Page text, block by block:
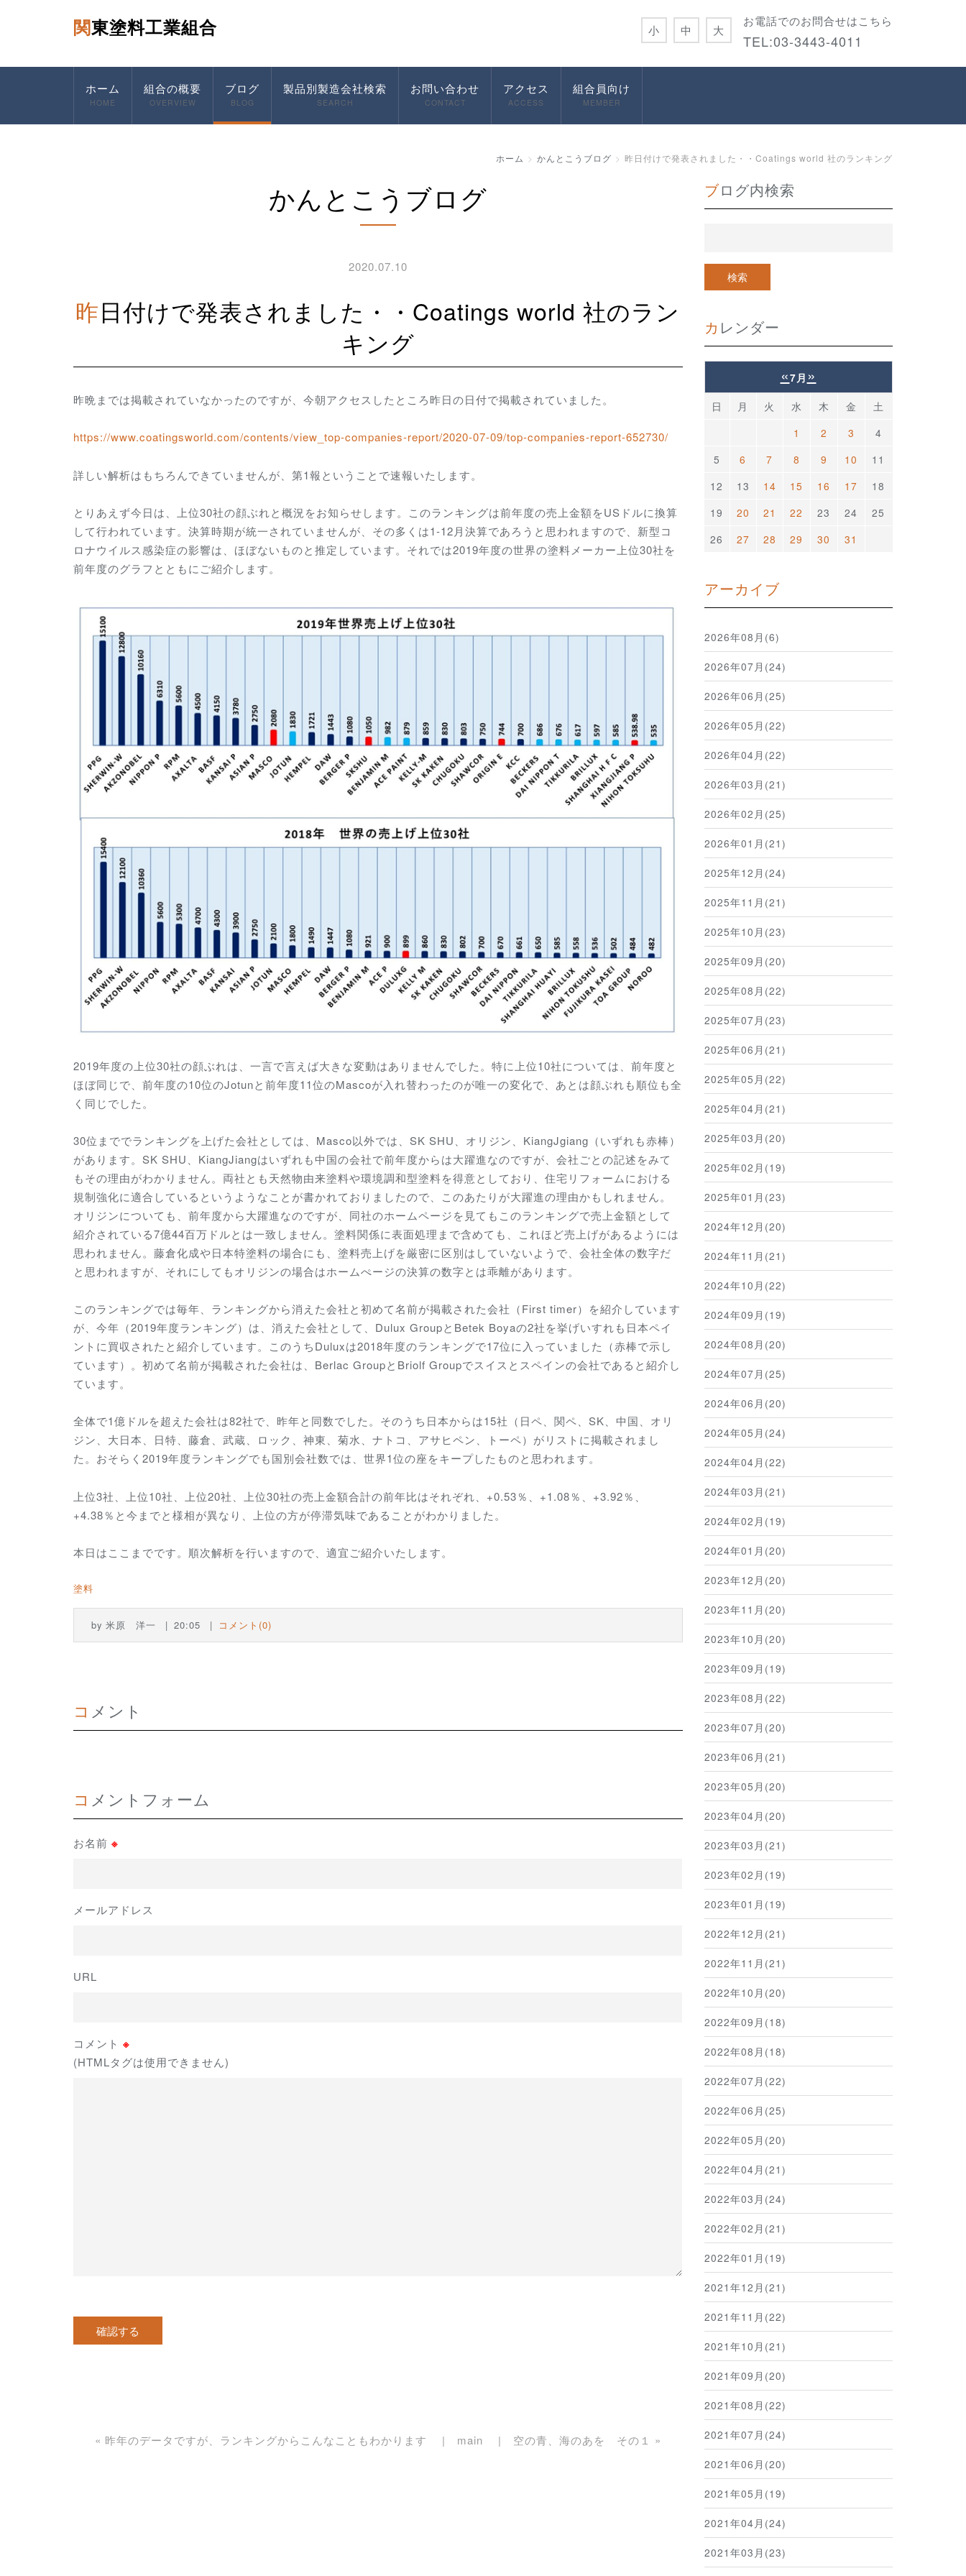
関東塗料工業組合 お電話でのお問合せはこちら
TEL:03-3443-4011
小 中 大
ホーム
HOME
組合の概要
OVERVIEW
ブログ
BLOG
製品別製造会社検索
SEARCH
お問い合わせ
CONTACT
アクセス
ACCESS
組合員向け
MEMBER
ホーム かんとこうブログ 昨日付けで発表されました・・Coatings world 社のランキング
かんとこうブログ
2020.07.10
昨日付けで発表されました・・Coatings world 社のラン
キング
昨晩までは掲載されていなかったのですが、今朝アクセスしたところ昨日の日付で掲載されていました。
https://www.coatingsworld.com/contents/view_top-companies-report/2020-07-09/top-companies-report-652730/
詳しい解析はもちろんできていませんが、第1報ということで速報いたします。
とりあえず今日は、上位30社の顔ぶれと概況をお知らせします。このランキングは前年度の売上金額をUSドルに換算
して行われています。決算時期が統一されていませんが、その多くは1-12月決算であろうと思われますので、新型コ
ロナウイルス感染症の影響は、ほぼないものと推定しています。それでは2019年度の世界の塗料メーカー上位30社を
前年度のグラフとともにご紹介します。
2019年度の上位30社の顔ぶれは、一言で言えば大きな変動はありませんでした。特に上位10社については、前年度と
ほぼ同じで、前年度の10位のJotunと前年度11位のMascoが入れ替わったのが唯一の変化で、あとは顔ぶれも順位も全
く同じでした。
30位まででランキングを上げた会社としては、Masco以外では、SK SHU、オリジン、KiangJgiang（いずれも赤棒）
があります。SK SHU、KiangJiangはいずれも中国の会社で前年度からは大躍進なのですが、会社ごとの記述をみて
もその理由がわかりません。両社とも天然物由来塗料や環境調和型塗料を得意としており、住宅リフォームにおける
規制強化に適合しているというようなことが書かれておりましたので、このあたりが大躍進の理由かもしれません。
オリジンについても、前年度から大躍進なのですが、同社のホームページを見てもこのランキングで売上金額として
紹介されている7億44百万ドルとは一致しません。塗料関係に表面処理まで含めても、これほど売上げがあるようには
思われません。藤倉化成や日本特塗料の場合にも、塗料売上げを厳密に区別はしていないようで、会社全体の数字だ
と思われますが、それにしてもオリジンの場合はホームぺージの決算の数字とは乖離があります。
このランキングでは毎年、ランキングから消えた会社と初めて名前が掲載された会社（First timer）を紹介しています
が、今年（2019年度ランキング）は、消えた会社として、Dulux GroupとBetek Boyaの2社を挙げいすれも日本ペイ
ントに買収されたと紹介しています。このうちDuluxは2018年度のランキングで17位に入っていました（赤棒で示し
ています）。初めて名前が掲載された会社は、Berlac GroupとBriolf Groupでスイスとスペインの会社であると紹介し
ています。
全体で1億ドルを超えた会社は82社で、昨年と同数でした。そのうち日本からは15社（日ペ、関ペ、SK、中国、オリ
ジン、大日本、日特、藤倉、武蔵、ロック、神東、菊水、ナトコ、アサヒペン、トーペ）がリストに掲載されまし
た。おそらく2019年度ランキングでも国別会社数では、世界1位の座をキープしたものと思われます。
上位3社、上位10社、上位20社、上位30社の売上金額合計の前年比はそれぞれ、+0.53％、+1.08％、+3.92％、
+4.38％と今までと様相が異なり、上位の方が停滞気味であることがわかりました。
本日はここまでです。順次解析を行いますので、適宜ご紹介いたします。
塗料
by 米原 洋一 20:05 コメント(0)
コメント
コメントフォーム
お名前 ※
メールアドレス
URL
コメント ※
(HTMLタグは使用できません)
« 昨年のデータですが、ランキングからこんなこともわかります main 空の青、海のあを その１ »
ブログ内検索
カレンダー
«7月 »
日 月 火 水 木 金
土
1
2 3
4
5
6 7 8 9 10
11
12
13 14 15 16 17
18
19
20 21 22 23 24
25
26
27 28 29 30 31
アーカイブ
2026年08月(6)
2026年07月(24)
2026年06月(25)
2026年05月(22)
2026年04月(22)
2026年03月(21)
2026年02月(25)
2026年01月(21)
2025年12月(24)
2025年11月(21)
2025年10月(23)
2025年09月(20)
2025年08月(22)
2025年07月(23)
2025年06月(21)
2025年05月(22)
2025年04月(21)
2025年03月(20)
2025年02月(19)
2025年01月(23)
2024年12月(20)
2024年11月(21)
2024年10月(22)
2024年09月(19)
2024年08月(20)
2024年07月(25)
2024年06月(20)
2024年05月(24)
2024年04月(22)
2024年03月(21)
2024年02月(19)
2024年01月(20)
2023年12月(20)
2023年11月(20)
2023年10月(20)
2023年09月(19)
2023年08月(22)
2023年07月(20)
2023年06月(21)
2023年05月(20)
2023年04月(20)
2023年03月(21)
2023年02月(19)
2023年01月(19)
2022年12月(21)
2022年11月(21)
2022年10月(20)
2022年09月(18)
2022年08月(18)
2022年07月(22)
2022年06月(25)
2022年05月(20)
2022年04月(21)
2022年03月(24)
2022年02月(21)
2022年01月(19)
2021年12月(21)
2021年11月(22)
2021年10月(21)
2021年09月(20)
2021年08月(22)
2021年07月(24)
2021年06月(20)
2021年05月(19)
2021年04月(24)
2021年03月(23)